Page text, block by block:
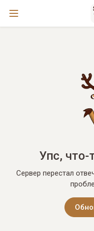
Упс,
Сервер перестал